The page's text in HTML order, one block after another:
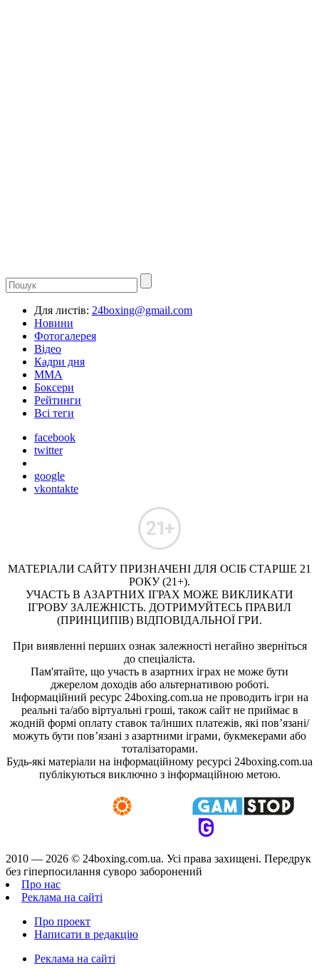
Для листів: 24boxing@gmail.com
Новини
Фотогалерея
Відео
Кадри дня
ММА
Боксери
Рейтинги
Всі теги
facebook
twitter
google
vkontakte
МАТЕРІАЛИ САЙТУ ПРИЗНАЧЕНІ ДЛЯ ОСІБ СТАРШЕ 21
РОКУ (21+).
УЧАСТЬ В АЗАРТНИХ ІГРАХ МОЖЕ ВИКЛИКАТИ
ІГРОВУ ЗАЛЕЖНІСТЬ. ДОТРИМУЙТЕСЬ ПРАВИЛ
(ПРИНЦИПІВ) ВІДПОВІДАЛЬНОЇ ГРИ.
При виявленні перших ознак залежності негайно зверніться
до спеціаліста.
Пам'ятайте, що участь в азартних іграх не може бути
джерелом доходів або альтернативою роботі.
Інформаційний ресурс 24boxing.com.ua не проводить ігри на
реальні та/або віртуальні гроші, також сайт не приймає в
жодній формі оплату ставок та/інших платежів, які пов’язані/
можуть бути пов’язані з азартними іграми, букмекерами або
тоталізаторами.
Будь-які матеріали на інформаційному ресурсі 24boxing.com.ua
публікуються виключно з інформаційною метою.
2010 — 2026 © 24boxing.com.ua. Усi права захищенi. Передрук
без гіперпосилання суворо заборонений
Про нас
Реклама на сайті
Про проект
Написати в редакцію
Реклама на сайті